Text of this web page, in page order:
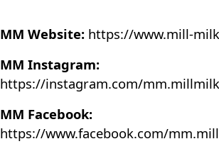
MM Website: https://www.mill-
MM Instagram:
https://instagram.com/mm.millmilk
MM Facebook:
https://www.facebook.com/